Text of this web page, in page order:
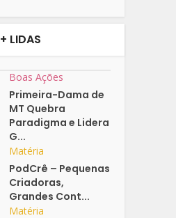
+ LIDAS
Boas Ações
Primeira-Dama de
MT Quebra
Paradigma e Lidera
G...
Matéria
PodCrê – Pequenas
Criadoras,
Grandes Cont...
Matéria